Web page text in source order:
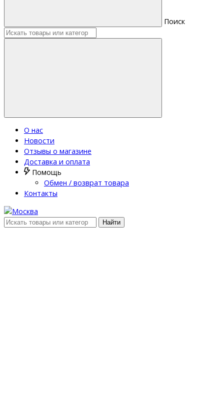
Поиск
О нас
Новости
Отзывы о магазине
Доставка и оплата
Помощь
Обмен / возврат товара
Контакты
Найти